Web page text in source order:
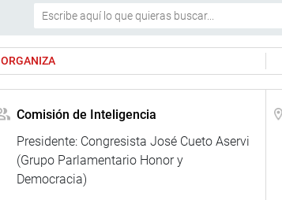
ORGANIZA
Comisión de Inteligencia
Presidente: Congresista José Cueto Aservi
(Grupo Parlamentario Honor y
Democracia)